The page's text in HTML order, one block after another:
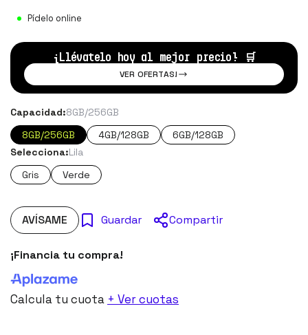
Pídelo online
¡Llévatelo hoy al mejor precio! 🛒
VER OFERTAS!
Capacidad:8GB/256GB
8GB/256GB
4GB/128GB
6GB/128GB
Selecciona:Lila
Gris
Verde
AVÍSAME Guardar Compartir
¡Financia tu compra!
Calcula tu cuota + Ver cuotas